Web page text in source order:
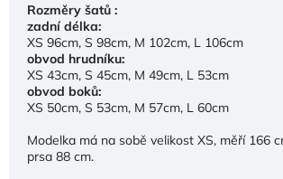
Rozměry šatů :
zadní délka:
XS 96cm, S 98cm, M 102cm, L 106cm
obvod hrudníku:
XS 43cm, S 45cm, M 49cm, L 53cm
obvod boků:
XS 50cm, S 53cm, M 57cm, L 60cm
Modelka má na sobě velikost XS, měří 166
prsa 88 cm.